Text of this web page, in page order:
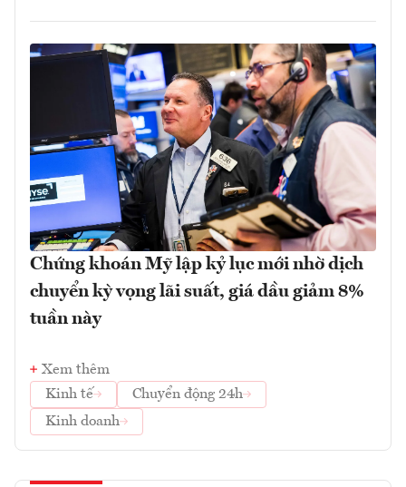
Chứng khoán Mỹ lập kỷ lục mới nhờ dịch
chuyển kỳ vọng lãi suất, giá dầu giảm 8%
tuần này
Xem thêm
Kinh tế
Chuyển động 24h
Kinh doanh